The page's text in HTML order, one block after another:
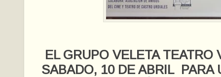
EL GRUPO VELETA TEATRO
SABADO, 10 DE ABRIL PARA